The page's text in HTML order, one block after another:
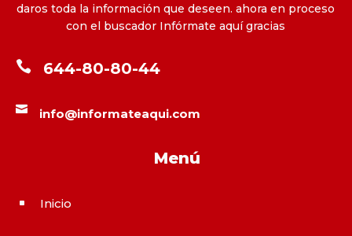
daros toda la información que deseen. ahora en proceso
con el buscador Infórmate aquí gracias
 644-80-80-44
 info@informateaqui.com
Menú
^ Inicio